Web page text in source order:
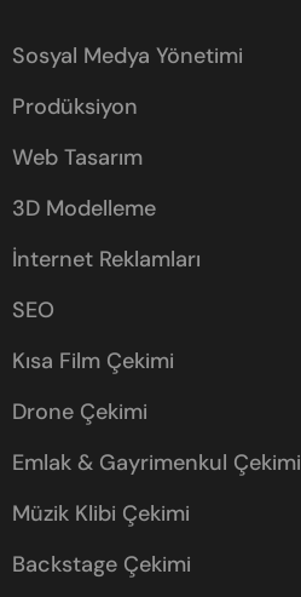
Sosyal Medya Yönetimi​
Prodüksiyon
Web Tasarım
3D Modelleme
İnternet Reklamları
SEO
Kısa Film Çekimi
Drone Çekimi
Emlak & Gayrimenkul Çekimi
Müzik Klibi Çekimi
Backstage Çekimi